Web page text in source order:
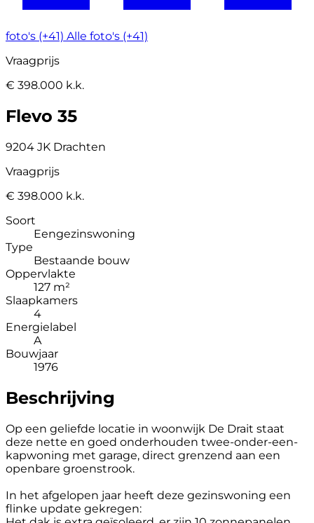
foto's (+41) Alle foto's (+41)
Vraagprijs
€ 398.000 k.k.
Flevo 35
9204 JK Drachten
Vraagprijs
€ 398.000 k.k.
Soort
Eengezinswoning
Type
Bestaande bouw
Oppervlakte
127 m²
Slaapkamers
4
Energielabel
A
Bouwjaar
1976
Beschrijving
Op een geliefde locatie in woonwijk De Drait staat
deze nette en goed onderhouden twee-onder-een-
kapwoning met garage, direct grenzend aan een
openbare groenstrook.
In het afgelopen jaar heeft deze gezinswoning een
flinke update gekregen: